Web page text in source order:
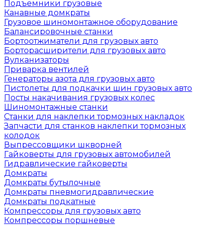
Подъемники грузовые
Канавные домкраты
Грузовое шиномонтажное оборудование
Балансировочные станки
Бортоотжиматели для грузовых авто
Борторасширители для грузовых авто
Вулканизаторы
Приварка вентилей
Генераторы азота для грузовых авто
Пистолеты для подкачки шин грузовых авто
Посты накачивания грузовых колес
Шиномонтажные станки
Станки для наклепки тормозных накладок
Запчасти для станков наклепки тормозных
колодок
Выпрессовщики шкворней
Гайковерты для грузовых автомобилей
Гидравлические гайковерты
Домкраты
Домкраты бутылочные
Домкраты пневмогидравлические
Домкраты подкатные
Компрессоры для грузовых авто
Компрессоры поршневые